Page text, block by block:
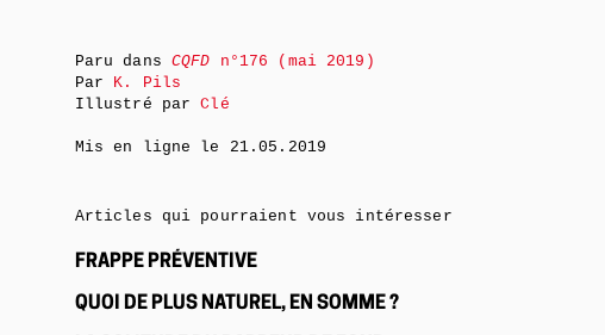
Paru dans CQFD n°176 (mai 2019)
Par K. Pils
Illustré parClé
Mis en ligne le 21.05.2019
Articles qui pourraient vous intéresser
FRAPPE PRÉVENTIVE
QUOI DE PLUS NATUREL, EN SOMME ?